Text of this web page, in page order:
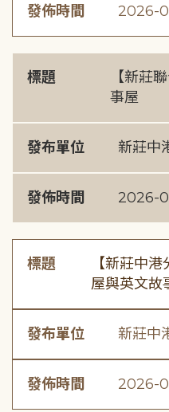
發佈時間 2026-
標題
【新莊
事屋
發布單位 新莊中
發佈時間 2026-
標題
【新莊中
屋與英文故
發布單位 新莊中
發佈時間 2026-